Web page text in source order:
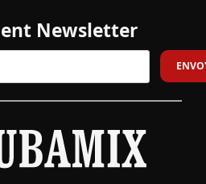
Newsletter